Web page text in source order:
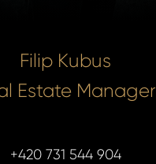
Filip Kubus
Estate Manager
+420 731 544 904